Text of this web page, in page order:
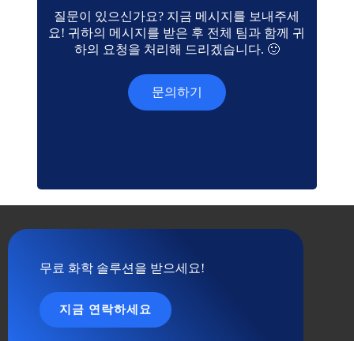
질문이 있으신가요? 지금 메시지를 보내주세
요! 귀하의 메시지를 받은 후 전체 팀과 함께 귀
하의 요청을 처리해 드리겠습니다. 🙂
문의하기
무료 화학 솔루션을 받으세요!
지금 연락하세요